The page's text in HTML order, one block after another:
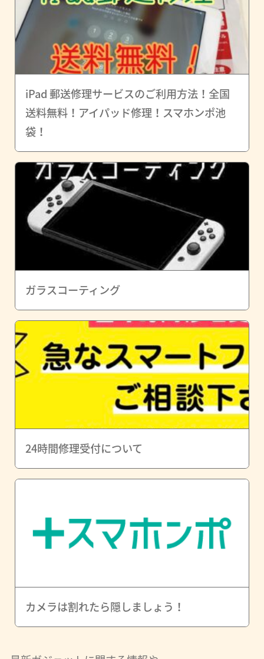
iPad 郵送修理サービスのご利用方法！全国
送料無料！アイパッド修理！スマホンポ池
袋！
ガラスコーティング
24時間修理受付について
カメラは割れたら隠しましょう！